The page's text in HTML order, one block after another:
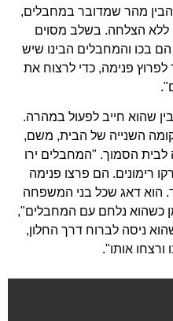
מהר שמדובר במחבלים,
ללא הצלחה. בשלב מסוים
בכו והמחבלים הבינו שיש
פנימה, כדי לרצוח את
שהוא חייב לפעול במהרה.
השנייה של הבית, משם,
לבית הסמוך. "המחבלים ירו
רימונים. הם פרצו פנימה
הוא דאג שכל בני המשפחה
כשהוא נלחם עם המחבלים",
ניסה לברוח דרך החלון,
ורצחו אותו".